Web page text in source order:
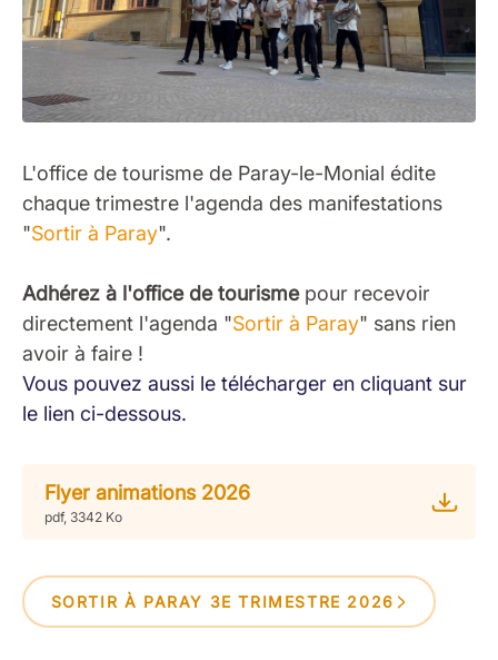
L'office de tourisme de Paray-le-Monial édite
chaque trimestre l'agenda des manifestations
"Sortir à Paray".
Adhérez à l'office de tourismepour recevoir
directement l'agenda "Sortir à Paray" sans rien
avoir à faire !
Vous pouvez aussi le télécharger en cliquant sur
le lien ci-dessous.
Flyer animations 2026
pdf, 3342 Ko
SORTIR À PARAY 3E TRIMESTRE 2026